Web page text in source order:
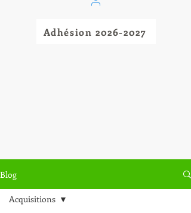
Adhésion 2026-2027
Blog
Acquisitions